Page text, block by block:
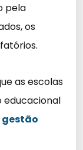
pela
os
as escolas
educacional